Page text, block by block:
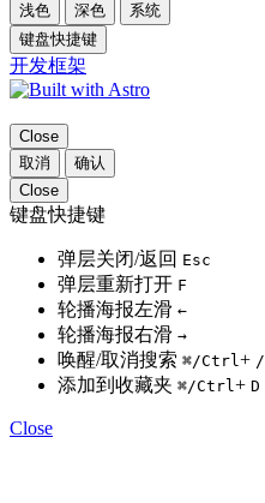
浅色 深色
系统
键盘快捷键
开发框架
Close
取消
确认
Close
键盘快捷键
弹层关闭/返回 Esc
弹层重新打开 F
轮播海报左滑 ←
轮播海报右滑 →
唤醒/取消搜索 ⌘/Ctrl+ /
添加到收藏夹 ⌘/Ctrl+ D
Close